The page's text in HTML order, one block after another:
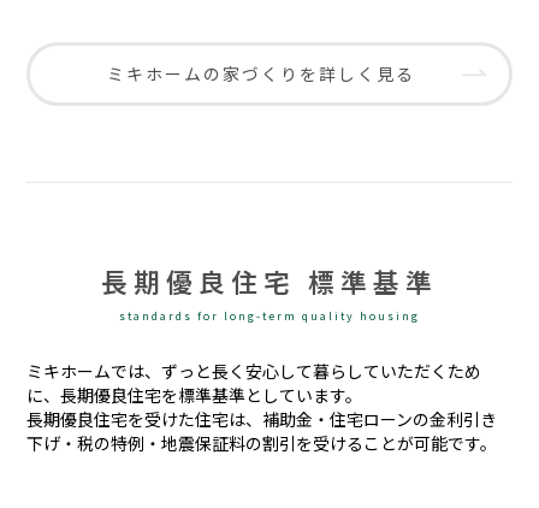
ミキホームの家づくりを詳しく見る
長期優良住宅 標準基準
standards for long-term quality housing
ミキホームでは、ずっと長く安心して暮らしていただくため
に、長期優良住宅を標準基準としています。
長期優良住宅を受けた住宅は、補助金・住宅ローンの金利引き
下げ・税の特例・地震保証料の割引を受けることが可能です。